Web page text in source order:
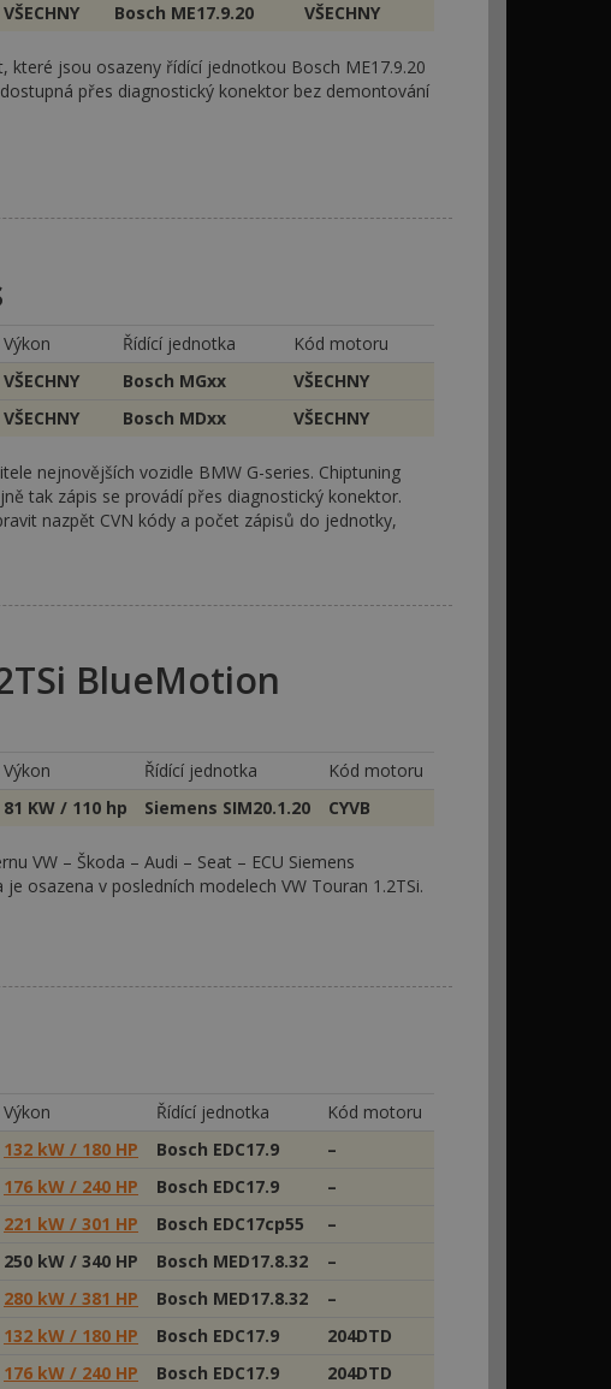
VŠECHNY
Bosch ME17.9.20 VŠECHNY
jsou osazeny řídící jednotkou Bosch ME17.9.20
přes diagnostický konektor bez demontování
Výkon Řídící jednotka
Kód motoru
VŠECHNY
Bosch MGxx
VŠECHNY
VŠECHNY
Bosch MDxx VŠECHNY
nejnovějších vozidle BMW G-series. Chiptuning
tak zápis se provádí přes diagnostický konektor.
nazpět CVN kódy a počet zápisů do jednotky,
BlueMotion
Výkon Řídící jednotka
Kód motoru
81 KW / 110 hp
Siemens SIM20.1.20 CYVB
VW – Škoda – Audi – Seat – ECU Siemens
osazena v posledních modelech VW Touran 1.2TSi.
Výkon Řídící jednotka
Kód motoru
132 kW / 180 HP
Bosch EDC17.9
–
176 kW / 240 HP
Bosch EDC17.9
–
221 kW / 301 HP
Bosch EDC17cp55
–
250 kW / 340 HP
Bosch MED17.8.32
–
280 kW / 381 HP
Bosch MED17.8.32
–
132 kW / 180 HP
Bosch EDC17.9
204DTD
176 kW / 240 HP
Bosch EDC17.9
204DTD